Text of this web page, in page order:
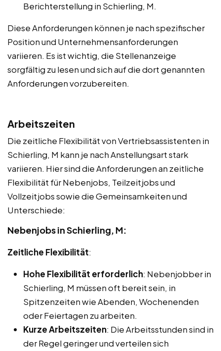
Berichterstellung in Schierling, M.
Diese Anforderungen können je nach spezifischer
Position und Unternehmensanforderungen
variieren. Es ist wichtig, die Stellenanzeige
sorgfältig zu lesen und sich auf die dort genannten
Anforderungen vorzubereiten.
Arbeitszeiten
Die zeitliche Flexibilität von Vertriebsassistenten in
Schierling, M kann je nach Anstellungsart stark
variieren. Hier sind die Anforderungen an zeitliche
Flexibilität für Nebenjobs, Teilzeitjobs und
Vollzeitjobs sowie die Gemeinsamkeiten und
Unterschiede:
Nebenjobs in Schierling, M:
Zeitliche Flexibilität:
Hohe Flexibilität erforderlich: Nebenjobber in
Schierling, M müssen oft bereit sein, in
Spitzenzeiten wie Abenden, Wochenenden
oder Feiertagen zu arbeiten.
Kurze Arbeitszeiten: Die Arbeitsstunden sind in
der Regel geringer und verteilen sich